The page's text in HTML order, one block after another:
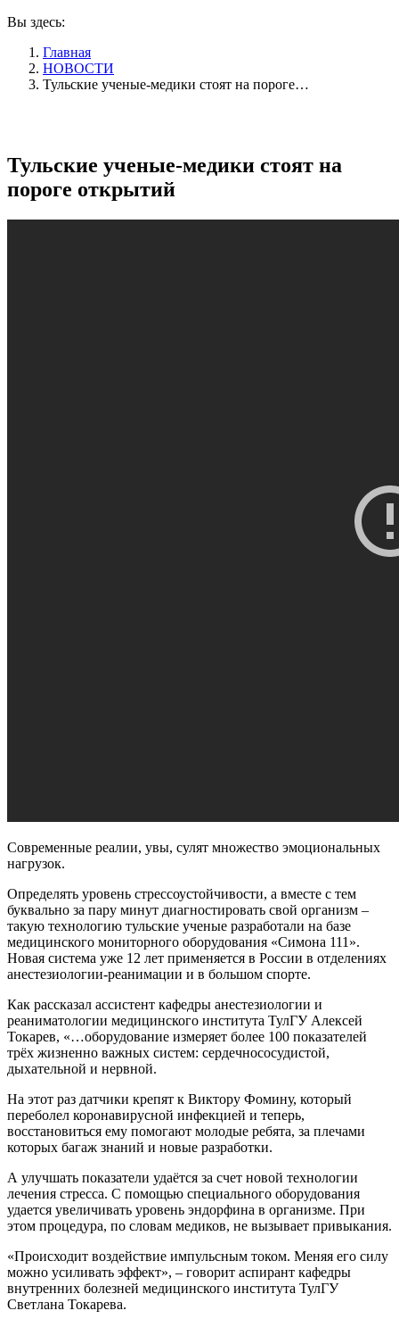
Вы здесь:
Главная
НОВОСТИ
Тульские ученые-медики стоят на пороге…
Тульские ученые-медики стоят на
пороге открытий
Современные реалии, увы, сулят множество эмоциональных
нагрузок.
Определять уровень стрессоустойчивости, а вместе с тем
буквально за пару минут диагностировать свой организм –
такую технологию тульские ученые разработали на базе
медицинского мониторного оборудования «Симона 111».
Новая система уже 12 лет применяется в России в отделениях
анестезиологии-реанимации и в большом спорте.
Как рассказал ассистент кафедры анестезиологии и
реаниматологии медицинского института ТулГУ Алексей
Токарев, «…оборудование измеряет более 100 показателей
трёх жизненно важных систем: сердечнососудистой,
дыхательной и нервной.
На этот раз датчики крепят к Виктору Фомину, который
переболел коронавирусной инфекцией и теперь,
восстановиться ему помогают молодые ребята, за плечами
которых багаж знаний и новые разработки.
А улучшать показатели удаётся за счет новой технологии
лечения стресса. С помощью специального оборудования
удается увеличивать уровень эндорфина в организме. При
этом процедура, по словам медиков, не вызывает привыкания.
«Происходит воздействие импульсным током. Меняя его силу
можно усиливать эффект», – говорит аспирант кафедры
внутренних болезней медицинского института ТулГУ
Светлана Токарева.